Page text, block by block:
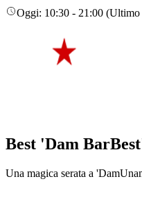
Oggi: 10:30 - 21:00 (Ultimo
Best 'Dam BarBest
Una magica serata a 'DamUna